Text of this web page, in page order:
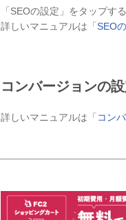
「SEOの設定」をタップす
詳しいマニュアルは「SEO
コンバージョンの
詳しいマニュアルは「コン